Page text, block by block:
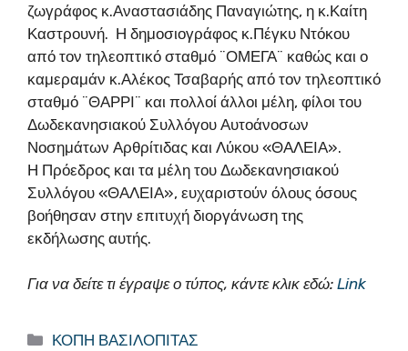
ζωγράφος κ.Αναστασιάδης Παναγιώτης, η κ.Καίτη
Καστρουνή. Η δημοσιογράφος κ.Πέγκυ Ντόκου
από τον τηλεοπτικό σταθμό ¨ΟΜΕΓΑ¨ καθώς και ο
καμεραμάν κ.Αλέκος Τσαβαρής από τον τηλεοπτικό
σταθμό ¨ΘΑΡΡΙ¨ και πολλοί άλλοι μέλη, φίλοι του
Δωδεκανησιακού Συλλόγου Αυτοάνοσων
Νοσημάτων Αρθρίτιδας και Λύκου «ΘΑΛΕΙΑ».
Η Πρόεδρος και τα μέλη του Δωδεκανησιακού
Συλλόγου «ΘΑΛΕΙΑ», ευχαριστούν όλους όσους
βοήθησαν στην επιτυχή διοργάνωση της
εκδήλωσης αυτής.
Για να δείτε τι έγραψε ο τύπος, κάντε κλικ εδώ: Link
Κατηγορίες
ΚΟΠΗ ΒΑΣΙΛΟΠΙΤΑΣ